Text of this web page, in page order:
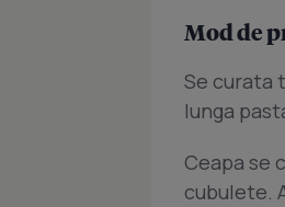
Mod de
Se curata
lunga
Ceapa se
cubulete.